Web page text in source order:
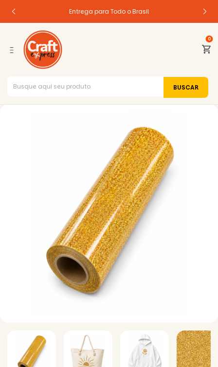
Entrega para Todo o Brasil
0